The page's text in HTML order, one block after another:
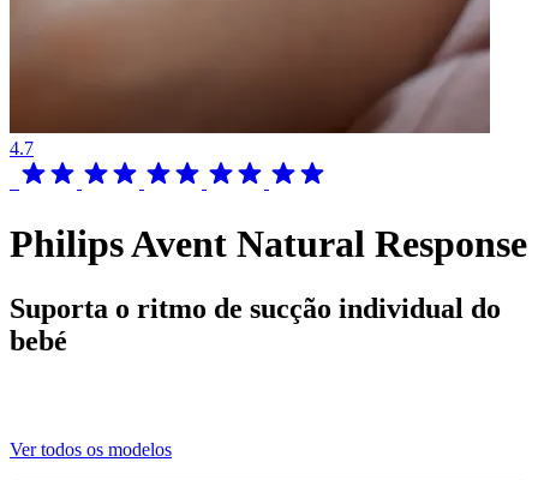
4.7
Philips Avent Natural Response
Suporta o ritmo de sucção individual do
bebé
Ver todos os modelos